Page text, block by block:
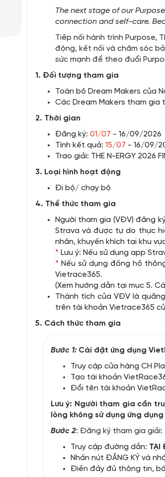
The next stage of our
connection and self-care.
Tiếp nối hành trình Purpose,
động, kết nối và chăm sóc
sức mạnh để theo đuổi
1. Đối tượng tham gia
Toàn bộ Dream Makers của
Các Dream Makers tham
2. Thời gian
Đăng ký: 01/07 - 16/09/2026
Tính kết quả: 15/07 - 16/09/
Trao giải: THE N-ERGY 2026
3. Loại hình hoạt động
Đi bộ/ chạy bộ
4. Thể thức tham gia
Người tham gia (VĐV) đăng
Strava và được tự do thực
nhân, khuyến khích tại khu
* Lưu ý: Nếu sử dụng app
* Nếu sử dụng đồng hồ
Vietrace365.
(Xem hướng dẫn tại mục 5.
Thành tích của VĐV là
trên tài khoản Vietrace365
5. Cách thức tham gia
Bước 1: Cài đặt ứng dụng
Truy cập cửa hàng CH
Tạo tài khoản
Đổi tên tài khoản
Lưu ý: Người tham gia cần
lòng không sử dụng ứng
Bước 2: Đăng ký tham gia giải:
Truy cập đường dẫn: TẠI
Nhấn nút ĐĂNG KÝ và
Điền đầy đủ thông tin,